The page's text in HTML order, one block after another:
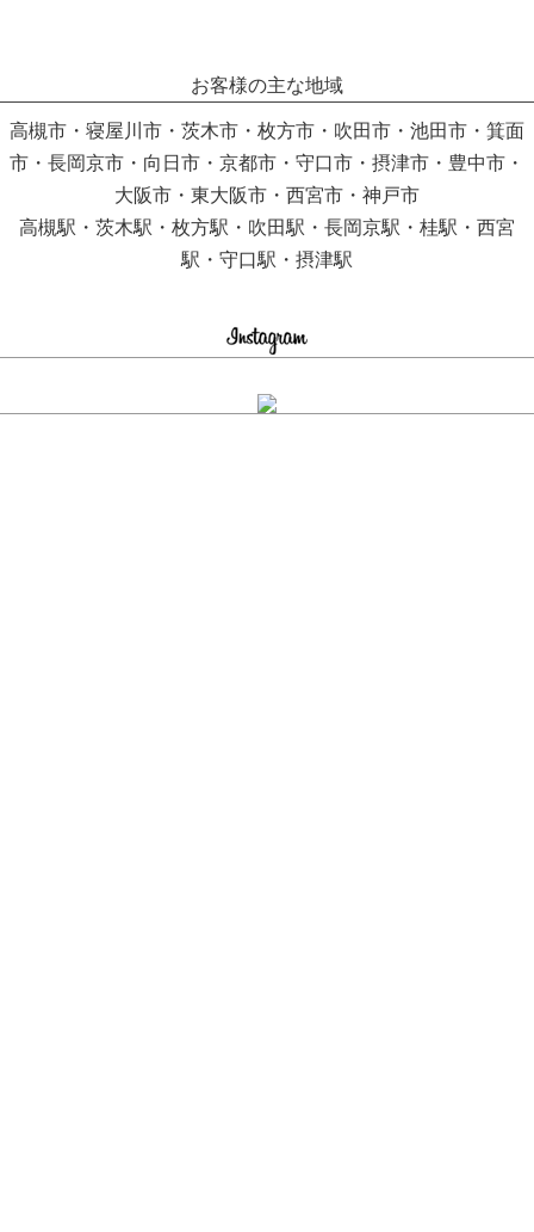
お客様の主な地域
高槻市・寝屋川市・茨木市・枚方市・吹田市・池田市・箕面
市・長岡京市・向日市・京都市・守口市・摂津市・豊中市・
大阪市・東大阪市・西宮市・神戸市
高槻駅・茨木駅・枚方駅・吹田駅・長岡京駅・桂駅・西宮
駅・守口駅・摂津駅